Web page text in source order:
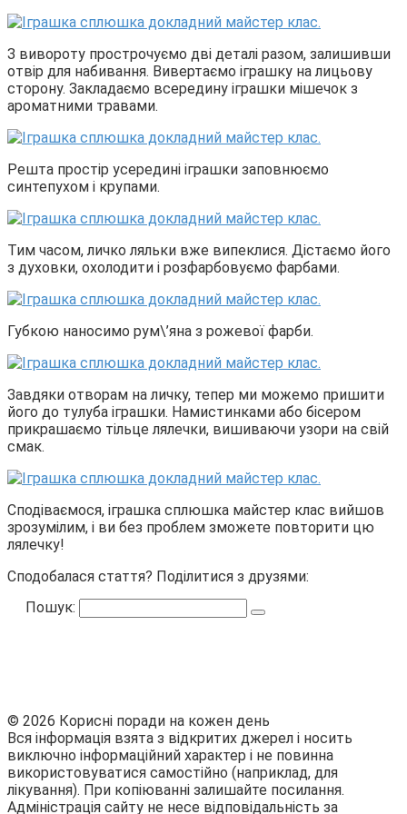
З вивороту прострочуємо дві деталі разом, залишивши
отвір для набивання. Вивертаємо іграшку на лицьову
сторону. Закладаємо всередину іграшки мішечок з
ароматними травами.
Решта простір усередині іграшки заповнюємо
синтепухом і крупами.
Тим часом, личко ляльки вже випеклися. Дістаємо його
з духовки, охолодити і розфарбовуємо фарбами.
Губкою наносимо рум\’яна з рожевої фарби.
Завдяки отворам на личку, тепер ми можемо пришити
його до тулуба іграшки. Намистинками або бісером
прикрашаємо тільце лялечки, вишиваючи узори на свій
смак.
Сподіваємося, іграшка сплюшка майстер клас вийшов
зрозумілим, і ви без проблем зможете повторити цю
лялечку!
Сподобалася стаття? Поділитися з друзями:
Пошук:
© 2026 Корисні поради на кожен день
Вся інформація взята з відкритих джерел і носить
виключно інформаційний характер і не повинна
використовуватися самостійно (наприклад, для
лікування). При копіюванні залишайте посилання.
Адміністрація сайту не несе відповідальність за